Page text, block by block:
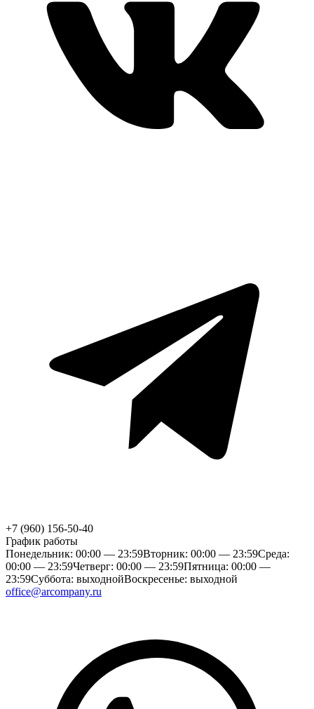
+7 (960) 156-50-40
График работы
Понедельник: 00:00 — 23:59Вторник: 00:00 — 23:59Среда:
00:00 — 23:59Четверг: 00:00 — 23:59Пятница: 00:00 —
23:59Суббота: выходнойВоскресенье: выходной
office@arcompany.ru